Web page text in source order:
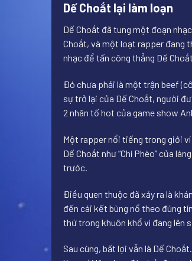
Dế Choắt lại làm loạn
Dế Choắt đã tung một đoạn
Choắt, và một loạt rapper đang
nhạc để tấn công thẳng Dế
Đó chưa phải là một trận beef
sự trở lại của Dế Choắt, người
2 nhân tố hot của game show
Một rapper nổi tiếng trong giới
Dế Choắt như “Chí Phèo” của
trước.
Điều quen thuộc đã xảy ra là
đến cái kết bùng nổ theo đúng
thứ trong khuôn khổ vì đang lên
Sau cùng, bất lợi vẫn là Dế